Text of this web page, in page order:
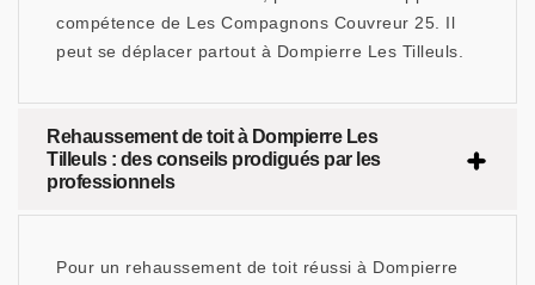
compétence de Les Compagnons Couvreur 25. Il
peut se déplacer partout à Dompierre Les Tilleuls.
Rehaussement de toit à Dompierre Les
Tilleuls : des conseils prodigués par les
professionnels
Pour un rehaussement de toit réussi à Dompierre